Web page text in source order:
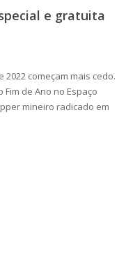
e gratuita
2022 começam mais cedo.
Fim de Ano no Espaço
mineiro radicado em